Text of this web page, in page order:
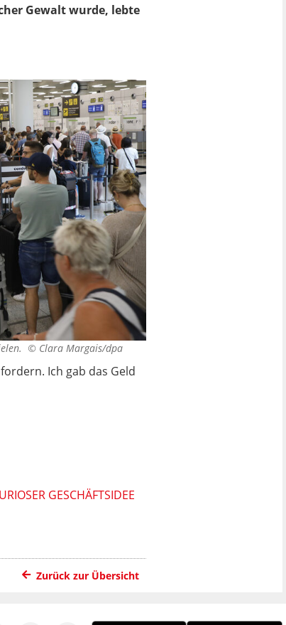
Gewalt wurde, lebte
© Clara Margais/dpa
Ich gab das Geld
GESCHÄFTSIDEE
Zurück zur Übersicht